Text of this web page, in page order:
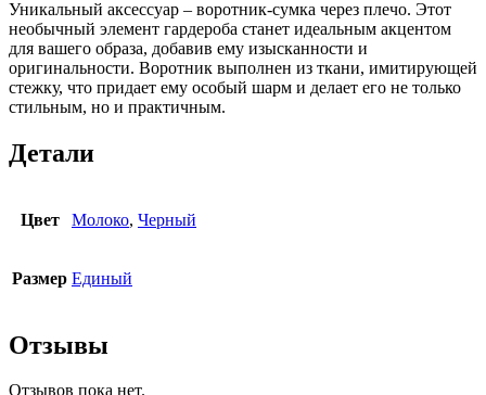
Уникальный аксессуар – воротник-сумка через плечо. Этот
необычный элемент гардероба станет идеальным акцентом
для вашего образа, добавив ему изысканности и
оригинальности. Воротник выполнен из ткани, имитирующей
стежку, что придает ему особый шарм и делает его не только
стильным, но и практичным.
Детали
Цвет Молоко, Черный
Размер Единый
Отзывы
Отзывов пока нет.